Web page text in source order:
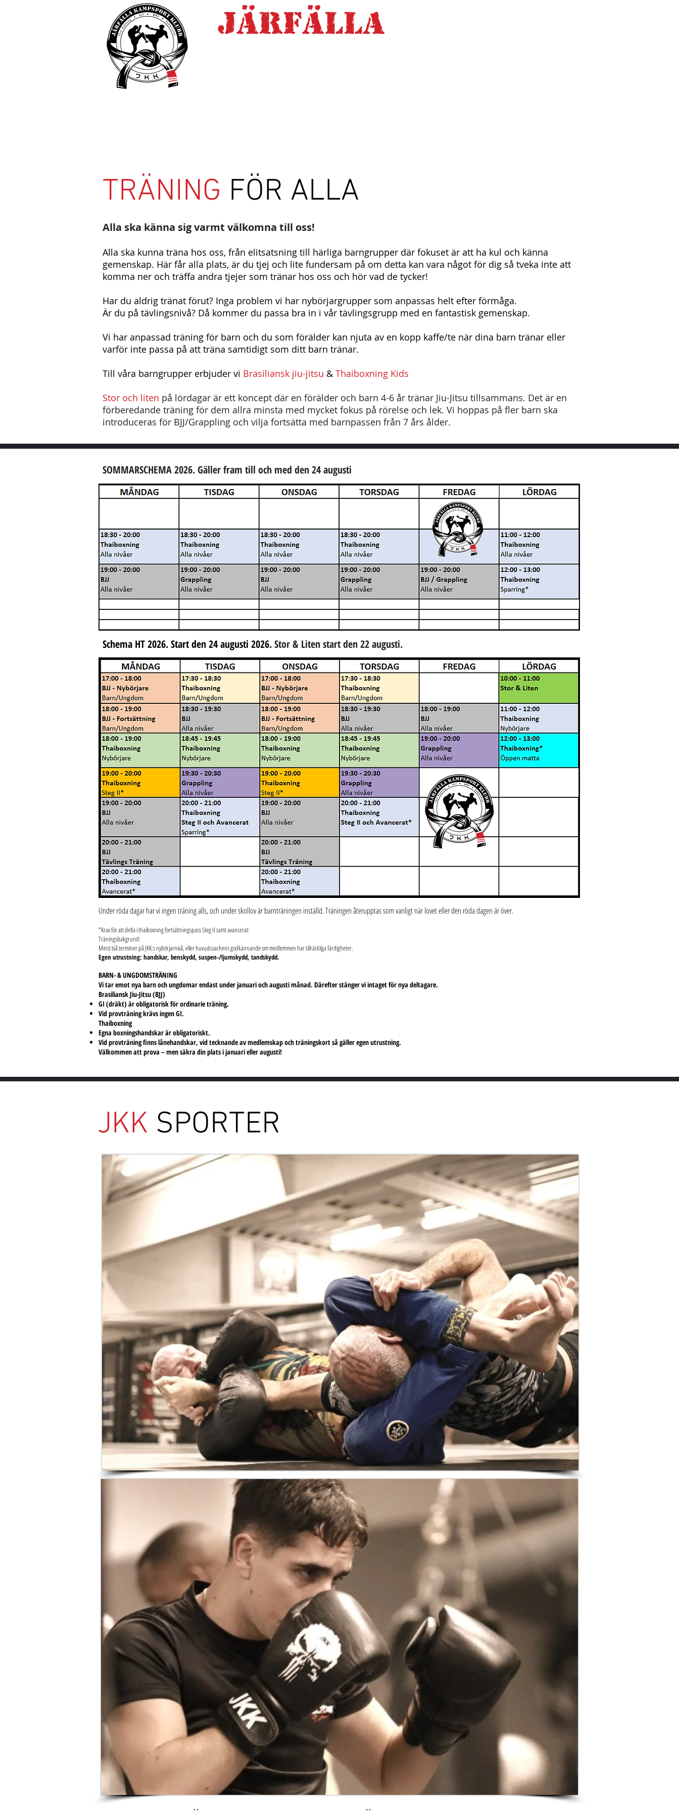
JÄRFÄLLA
TRÄNING FÖR ALLA
Alla ska känna sig varmt välkomna till oss!
Alla ska kunna träna hos oss, från elitsatsning till härliga barngrupper där fokuset är att ha kul och känna
gemenskap. Här får alla plats, är du tjej och lite fundersam på om detta kan vara något för dig så tveka inte att
komma ner och träffa andra tjejer som tränar hos oss och hör vad de tycker!
Har du aldrig tränat förut? Inga problem vi har nybörjargrupper som anpassas helt efter förmåga.
Är du på tävlingsnivå? Då kommer du passa bra in i vår tävlingsgrupp med en fantastisk gemenskap.
Vi har anpassad träning för barn och du som förälder kan njuta av en kopp kaffe/te när dina barn tränar eller
varför inte passa på att träna samtidigt som ditt barn tränar.
Till våra barngrupper erbjuder vi Brasiliansk jiu-jitsu & Thaiboxning Kids
Stor och liten på lördagar är ett koncept där en förälder och barn 4-6 år tränar Jiu-Jitsu tillsammans. Det är en
förberedande träning för dem allra minsta med mycket fokus på rörelse och lek. Vi hoppas på fler barn ska
introduceras för BJJ/Grappling och vilja fortsätta med barnpassen från 7 års ålder.
SOMMARSCHEMA 2026. Gäller fram till och med den 24 augusti
Schema HT 2026. Start den 24 augusti 2026.Stor & Liten start den 22 augusti.
Under röda dagar har vi ingen träning alls, och under skollov är barnträningen inställd. Träningen återupptas som vanligt när lovet eller den röda dagen är över.
*Krav för att delta i thaiboxning fortsättningspass Steg II samt avancerat:
Träningsbakgrund:
Minst två terminer på JKK:s nybörjarnivå, eller huvudcoachens godkännande om medlemmen har tillräckliga färdigheter.
Egen utrustning: handskar, benskydd, suspen-/ljumskydd, tandskydd.
BARN- & UNGDOMSTRÄNING
Vi tar emot nya barn och ungdomar endast under januari och augusti månad. Därefter stänger vi intaget för nya deltagare.
Brasiliansk Jiu-Jitsu (BJJ)
GI (dräkt) är obligatorisk för ordinarie träning.
Vid provträning krävs ingen GI.
Thaiboxning
Egna boxningshandskar är obligatoriskt.
Vid provträning finns lånehandskar, vid tecknande av medlemskap och träningskort så gäller egen utrustning.
Välkommen att prova – men säkra din plats i januari eller augusti!
JKK SPORTER